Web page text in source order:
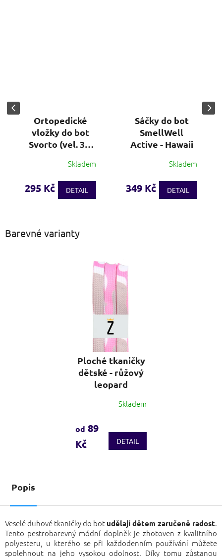
Ortopedické
vložky do bot
Svorto (vel. 36-
produktu
je
hvězdiček.
Skladem
295 Kč DETAIL
Sáčky do bot
SmellWell
Active - Hawaii
Skladem
349 Kč DETAIL
Barevné varianty
Ploché tkaničky
dětské - růžový
leopard
Skladem
od 89
Kč
DETAIL
Popis
Veselé duhové tkaničky do bot udělají dětem zaručeně radost.
Tento pestrobarevný módní doplněk je zhotoven z kvalitního
polyesteru, u kterého se při každodenním používání můžete
spolehnout na jeho vysokou odolnost. Díky tomu zůstanou